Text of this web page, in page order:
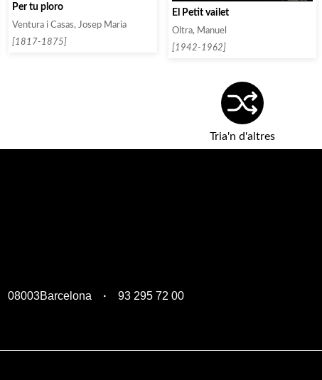
Per tu ploro
Ventura i Casas, Josep Maria
[1817-1875]
El Petit vailet
Oltra, Manuel
[1942-1962]
Tria'n d'altres
08003Barcelona 93 295 72 00